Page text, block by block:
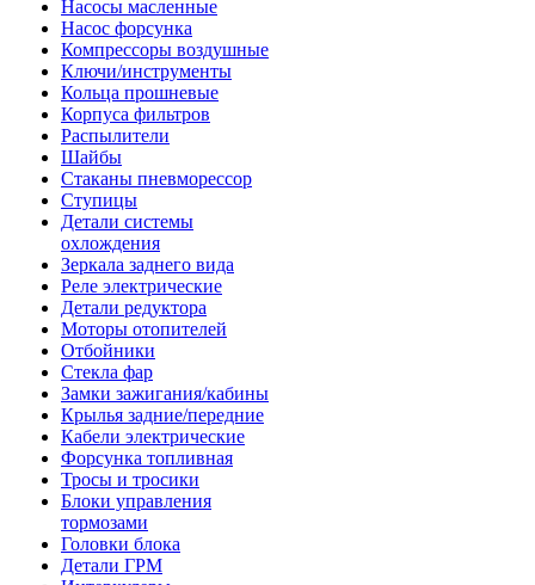
Насосы масленные
Насос форсунка
Компрессоры воздушные
Ключи/инструменты
Кольца прошневые
Корпуса фильтров
Распылители
Шайбы
Стаканы пневморессор
Ступицы
Детали системы
охлождения
Зеркала заднего вида
Реле электрические
Детали редуктора
Моторы отопителей
Отбойники
Стекла фар
Замки зажигания/кабины
Крылья задние/передние
Кабели электрические
Форсунка топливная
Тросы и тросики
Блоки управления
тормозами
Головки блока
Детали ГРМ